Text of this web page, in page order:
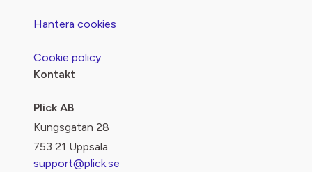
Hantera cookies
Cookie policy
Kontakt
Plick AB
Kungsgatan 28
753 21 Uppsala
support@plick.se